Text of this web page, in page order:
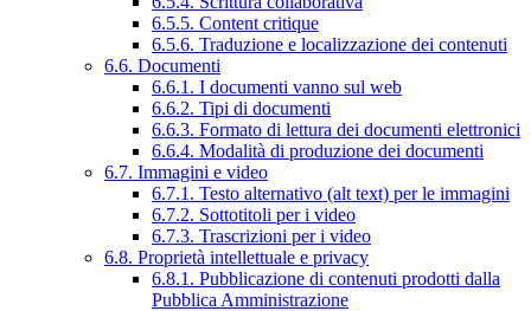
6.5.5. Content critique
6.5.6. Traduzione e localizzazione dei contenuti
6.6. Documenti
6.6.1. I documenti vanno sul web
6.6.2. Tipi di documenti
6.6.3. Formato di lettura dei documenti elettronici
6.6.4. Modalità di produzione dei documenti
6.7. Immagini e video
6.7.1. Testo alternativo (alt text) per le immagini
6.7.2. Sottotitoli per i video
6.7.3. Trascrizioni per i video
6.8. Proprietà intellettuale e privacy
6.8.1. Pubblicazione di contenuti prodotti dalla
Pubblica Amministrazione